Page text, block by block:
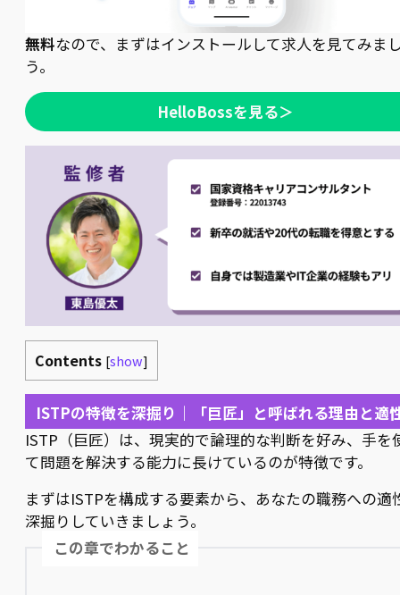
無料なので、まずはインストールして求人を見てみま
う。
HelloBossを見る＞
Contents [show]
ISTPの特徴を深掘り｜「巨匠」と呼ばれる理由と適
ISTP（巨匠）は、現実的で論理的な判断を好み、手を
て問題を解決する能力に長けているのが特徴です。
まずはISTPを構成する要素から、あなたの職務への適
深掘りしていきましょう。
この章でわかること